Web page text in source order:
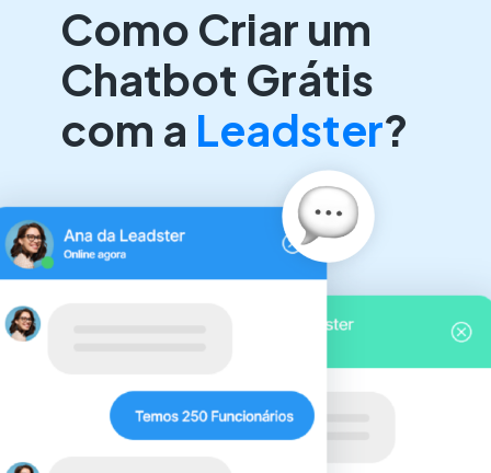
Como Criar um
Chatbot Grátis
com a Leadster?